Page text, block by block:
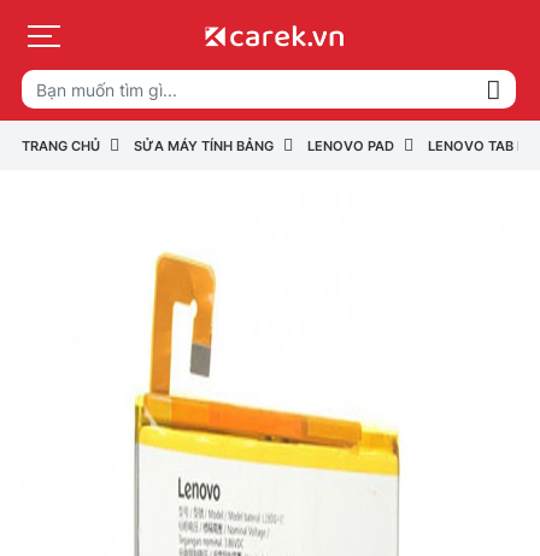
TRANG CHỦ SỬA MÁY TÍNH BẢNG LENOVO PAD LENOVO TAB P